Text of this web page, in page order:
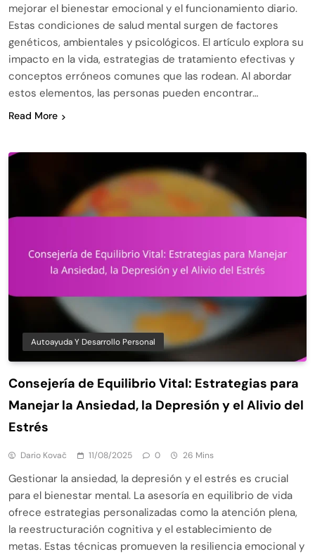
mejorar el bienestar emocional y el funcionamiento diario.
Estas condiciones de salud mental surgen de factores
genéticos, ambientales y psicológicos. El artículo explora su
impacto en la vida, estrategias de tratamiento efectivas y
conceptos erróneos comunes que las rodean. Al abordar
estos elementos, las personas pueden encontrar…
Read More
Autoayuda Y Desarrollo Personal
Consejería de Equilibrio Vital: Estrategias para
Manejar la Ansiedad, la Depresión y el Alivio del
Estrés
Dario Kovač 11/08/2025 0 26 Mins
Gestionar la ansiedad, la depresión y el estrés es crucial
para el bienestar mental. La asesoría en equilibrio de vida
ofrece estrategias personalizadas como la atención plena,
la reestructuración cognitiva y el establecimiento de
metas. Estas técnicas promueven la resiliencia emocional y